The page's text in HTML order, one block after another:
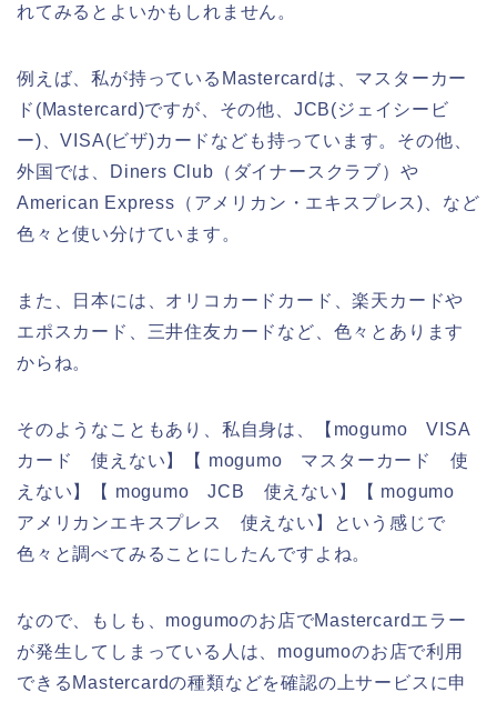
れてみるとよいかもしれません。
例えば、私が持っているMastercardは、マスターカー
ド(Mastercard)ですが、その他、JCB(ジェイシービ
ー)、VISA(ビザ)カードなども持っています。その他、
外国では、Diners Club（ダイナースクラブ）や
American Express（アメリカン・エキスプレス)、など
色々と使い分けています。
また、日本には、オリコカードカード、楽天カードや
エポスカード、三井住友カードなど、色々とあります
からね。
そのようなこともあり、私自身は、【mogumo VISA
カード 使えない】【 mogumo マスターカード 使
えない】【 mogumo JCB 使えない】【 mogumo
アメリカンエキスプレス 使えない】という感じで
色々と調べてみることにしたんですよね。
なので、もしも、mogumoのお店でMastercardエラー
が発生してしまっている人は、mogumoのお店で利用
できるMastercardの種類などを確認の上サービスに申